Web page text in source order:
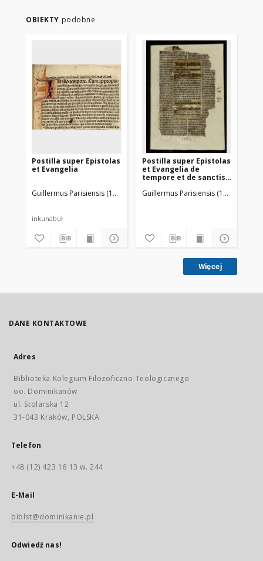
OBIEKTY podobne
Postilla super Epistolas
et Evangelia
Guillermus Parisiensis (1437-1485) Husner, Georg (14..-1506). Druk.
inkunabuł
Postilla super Epistolas
et Evangelia de
tempore et de sanctis
circulum
Guillermus Parisiensis (1437-1485)
Więcej
DANE KONTAKTOWE
Adres
Biblioteka Kolegium Filozoficzno-Teologicznego
oo. Dominikanów
ul. Stolarska 12
31-043 Kraków, POLSKA
Telefon
+48 (12) 423 16 13 w. 244
E-Mail
biblst@dominikanie.pl
Odwiedź nas!